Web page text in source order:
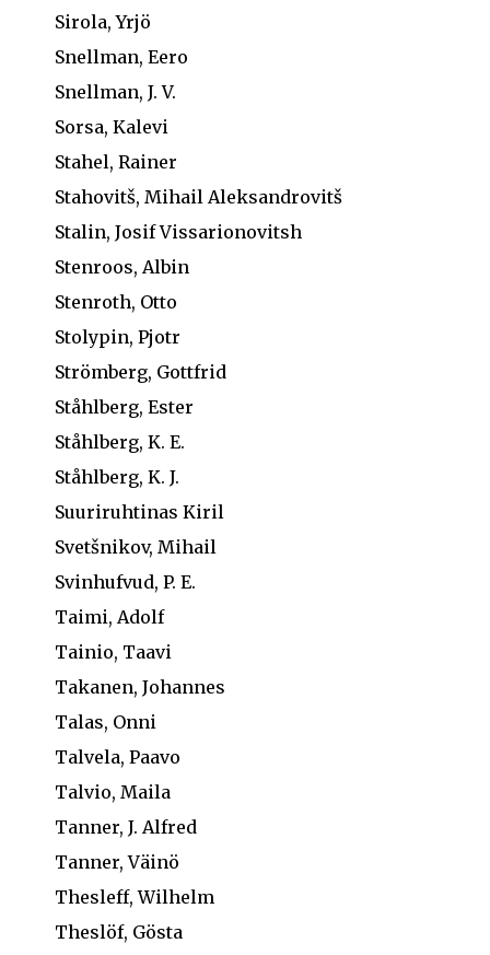
Sirola, Yrjö
Snellman, Eero
Snellman, J. V.
Sorsa, Kalevi
Stahel, Rainer
Stahovitš, Mihail Aleksandrovitš
Stalin, Josif Vissarionovitsh
Stenroos, Albin
Stenroth, Otto
Stolypin, Pjotr
Strömberg, Gottfrid
Ståhlberg, Ester
Ståhlberg, K. E.
Ståhlberg, K. J.
Suuriruhtinas Kiril
Svetšnikov, Mihail
Svinhufvud, P. E.
Taimi, Adolf
Tainio, Taavi
Takanen, Johannes
Talas, Onni
Talvela, Paavo
Talvio, Maila
Tanner, J. Alfred
Tanner, Väinö
Thesleff, Wilhelm
Theslöf, Gösta